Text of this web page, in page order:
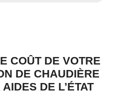
COÛT DE VOTRE
DE CHAUDIÈRE
DE L’ÉTAT